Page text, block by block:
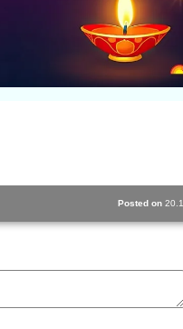
Posted on